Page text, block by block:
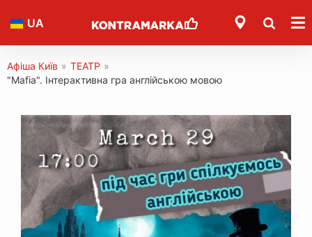
UA
Афіша Київ » ТЕАТР »
"Mafia". Інтерактивна гра англійською мовою